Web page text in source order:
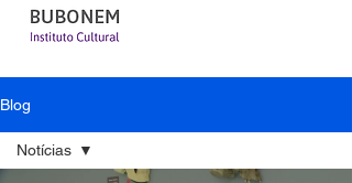
Blog
Notícias